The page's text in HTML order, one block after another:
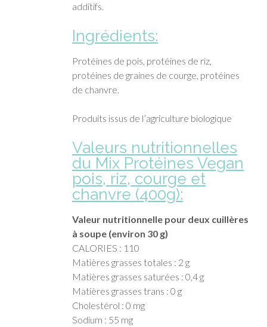
additifs.
Ingrédients:
Protéines de pois, protéines de riz,
protéines de graines de courge, protéines
de chanvre.
Produits issus de l’agriculture biologique
Valeurs nutritionnelles
du Mix Protéines Vegan
pois, riz, courge et
chanvre (400g):
Valeur nutritionnelle pour deux cuillères
à soupe (environ 30 g)
CALORIES : 110
Matières grasses totales : 2 g
Matières grasses saturées : 0,4 g
Matières grasses trans : 0 g
Cholestérol : 0 mg
Sodium : 55 mg